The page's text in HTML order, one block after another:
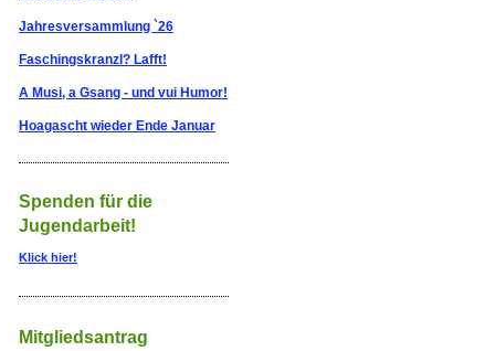
Jahresversammlung `26
Faschingskranzl? Lafft!
A Musi, a Gsang - und vui Humor!
Hoagascht wieder Ende Januar
Spenden für die
Jugendarbeit!
Klick hier!
Mitgliedsantrag